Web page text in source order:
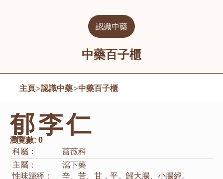
認識中藥
中藥百子櫃
主頁>認識中藥>中藥百子櫃
郁李仁
瀏覽數: 0
科屬：
薔薇科
主屬：
瀉下藥
性味歸經：
辛、苦、甘，平。歸大腸、小腸經。